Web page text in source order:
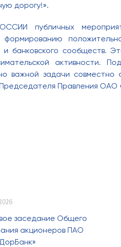
дорогу!».
публичных
и банковского сообществ.
активности.
важной задачи
Правления ОАО
заседание Общего
акционеров ПАО